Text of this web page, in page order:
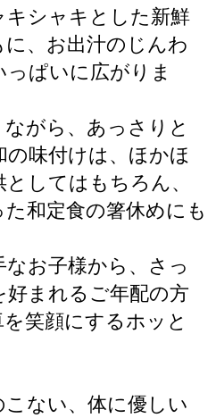
シャキとした新鮮
、お出汁のじんわ
ぱいに広がりま
がら、あっさりと
味付けは、ほかほ
してはもちろん、
和定食の箸休めにも
お子様から、さっ
まれるご年配の方
笑顔にするホッと
ない、体に優しい